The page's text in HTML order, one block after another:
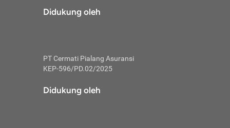
tidak
skor
Mulai
Didukung oleh
PT Cermati Pialang Asuransi
KEP-596/PD.02/2025
Didukung oleh